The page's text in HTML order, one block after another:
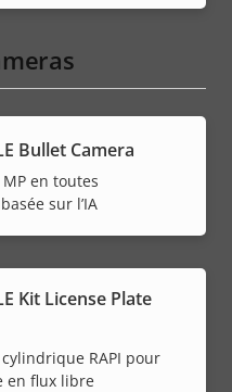
Bullet Camera
en toutes
sur l’IA
Kit License Plate
RAPI pour
en flux libre